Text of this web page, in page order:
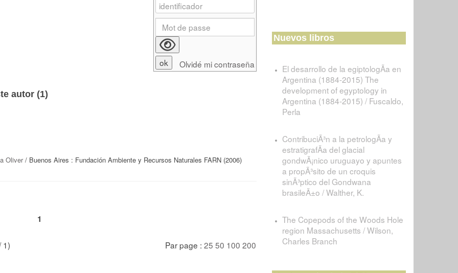
autor (1)
Oliver/ Buenos Aires : Fundación Ambiente y Recursos Naturales FARN (2006)
1
1) Par page : 25 50 100 200
Olvidé mi contraseña
Nuevos libros
El desarrollo de la egiptologÃ­a en
Argentina (1884-2015) The
development of egyptology in
Argentina (1884-2015) / Fuscaldo,
Perla
ContribuciÃ³n a la petrologÃ­a y
estratigrafÃ­a del glacial
gondwÃ¡nico uruguayo y apuntes
a propÃ³sito de un croquis
sinÃ³ptico del Gondwana
brasileÃ±o / Walther, K.
The Copepods of the Woods Hole
region Massachusetts / Wilson,
Charles Branch